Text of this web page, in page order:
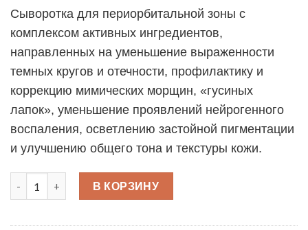
Сыворотка для периорбитальной зоны с
комплексом активных ингредиентов,
направленных на уменьшение выраженности
темных кругов и отечности, профилактику и
коррекцию мимических морщин, «гусиных
лапок», уменьшение проявлений нейрогенного
воспаления, осветлению застойной пигментации
и улучшению общего тона и текстуры кожи.
Количество товара VITAL EYES 15 мл Сыворотка для глаз
В КОРЗИНУ